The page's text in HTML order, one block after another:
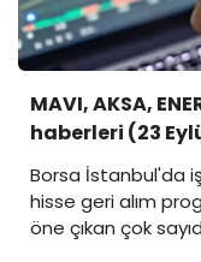
MAVI, AKSA,
haberleri (23
Borsa İstanbul'da
hisse geri alım
öne çıkan çok
hızlandırdı. İşte